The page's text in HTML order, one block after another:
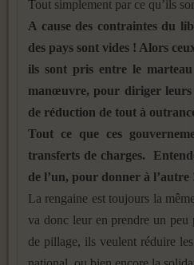
Tout simplement par ce qu’ils
A cause des contraintes du
des pays sont vides ! Alors
ils sont pris entre le
manœuvre, pour diriger
de réduction de tout à
Tout ce que ces
transferts de charges.
de l’un, pour donner à
La rengaine est toujours la
va donc leur en prendre un
de pillage, ils veulent réduire